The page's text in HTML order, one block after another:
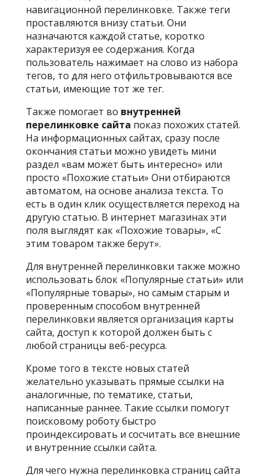
навигационной перелинковке. Также теги
проставляются внизу статьи. Они
назначаются каждой статье, коротко
характеризуя ее содержания. Когда
пользователь нажимает на слово из набора
тегов, то для него отфильтровываются все
статьи, имеющие тот же тег.
Также помогает во внутренней
перелинковке сайта показ похожих статей.
На информационных сайтах, сразу после
окончания статьи можно увидеть мини
раздел «вам может быть интересно» или
просто «Похожие статьи» Они отбираются
автоматом, на основе анализа текста. То
есть в один клик осуществляется переход на
другую статью. В интернет магазинах эти
поля выглядят как «Похожие товары», «С
этим товаром также берут».
Для внутренней перелинковки также можно
использовать блок «Популярные статьи» или
«Популярные товары», но самым старым и
проверенным способом внутренней
перелинковки является организация карты
сайта, доступ к которой должен быть с
любой страницы веб-ресурса.
Кроме того в тексте новых статей
желательно указывать прямые ссылки на
аналогичные, по тематике, статьи,
написанные раннее. Такие ссылки помогут
поисковому роботу быстро
проиндексировать и сосчитать все внешние
и внутренние ссылки сайта.
Для чего нужна перелинковка страниц сайта